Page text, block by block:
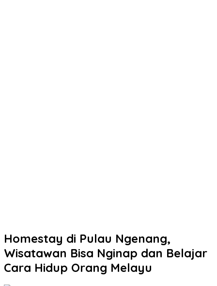
Homestay di Pulau Ngenang,
Wisatawan Bisa Nginap dan Belajar
Cara Hidup Orang Melayu